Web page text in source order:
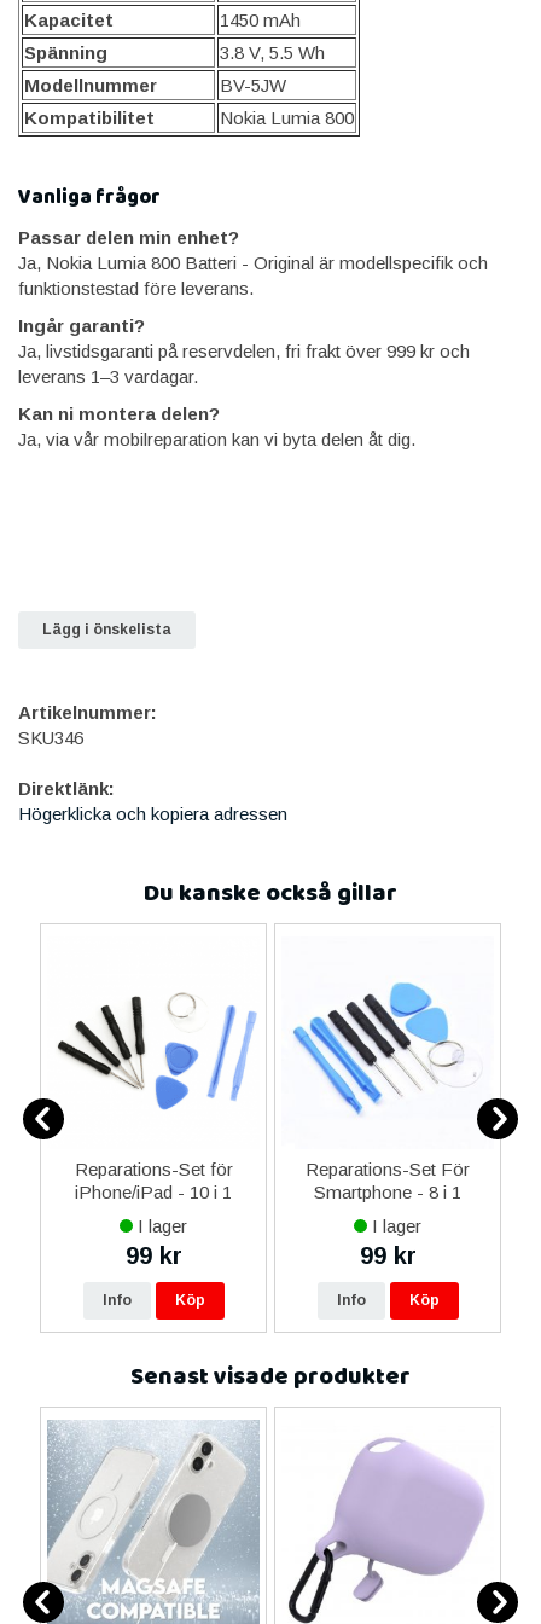
Kapacitet
1450 mAh
Spänning
3.8 V, 5.5 Wh
Modellnummer
BV-5JW
Kompatibilitet
Nokia Lumia 800
Vanliga frågor
Passar delen min enhet?
Ja, Nokia Lumia 800 Batteri - Original är modellspecifik och
funktionstestad före leverans.
Ingår garanti?
Ja, livstidsgaranti på reservdelen, fri frakt över 999 kr och
leverans 1–3 vardagar.
Kan ni montera delen?
Ja, via vår mobilreparation kan vi byta delen åt dig.
Lägg i önskelista
Artikelnummer:
SKU346
Direktlänk:
Högerklicka och kopiera adressen
Du kanske också gillar
Reparations-Set för
iPhone/iPad - 10 i 1
I lager
99 kr
Info Köp
Reparations-Set För
Smartphone - 8 i 1
I lager
99 kr
Info Köp
Senast visade produkter